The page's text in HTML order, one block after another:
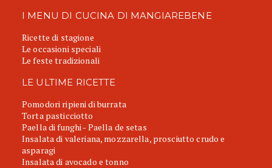
I MENU DI CUCINA DI MANGIAREBENE
Ricette di stagione
Le occasioni speciali
Le feste tradizionali
LE ULTIME RICETTE
Pomodori ripieni di burrata
Torta pasticciotto
Paella di funghi - Paella de setas
Insalata di valeriana, mozzarella, prosciutto crudo e
asparagi
Insalata di avocado e tonno